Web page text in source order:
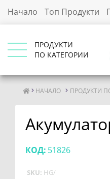
Начало Топ Продукти
ПРОДУКТИ
ПО КАТЕГОРИИ
НАЧАЛО ПРОДУКТИ
КОД: 51826
SKU: HG/